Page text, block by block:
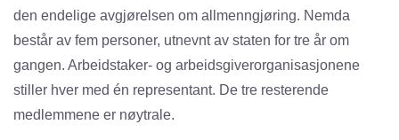
den endelige avgjørelsen om allmenngjøring. Nemda
består av fem personer, utnevnt av staten for tre år om
gangen. Arbeidstaker- og arbeidsgiverorganisasjonene
stiller hver med én representant. De tre resterende
medlemmene er nøytrale.